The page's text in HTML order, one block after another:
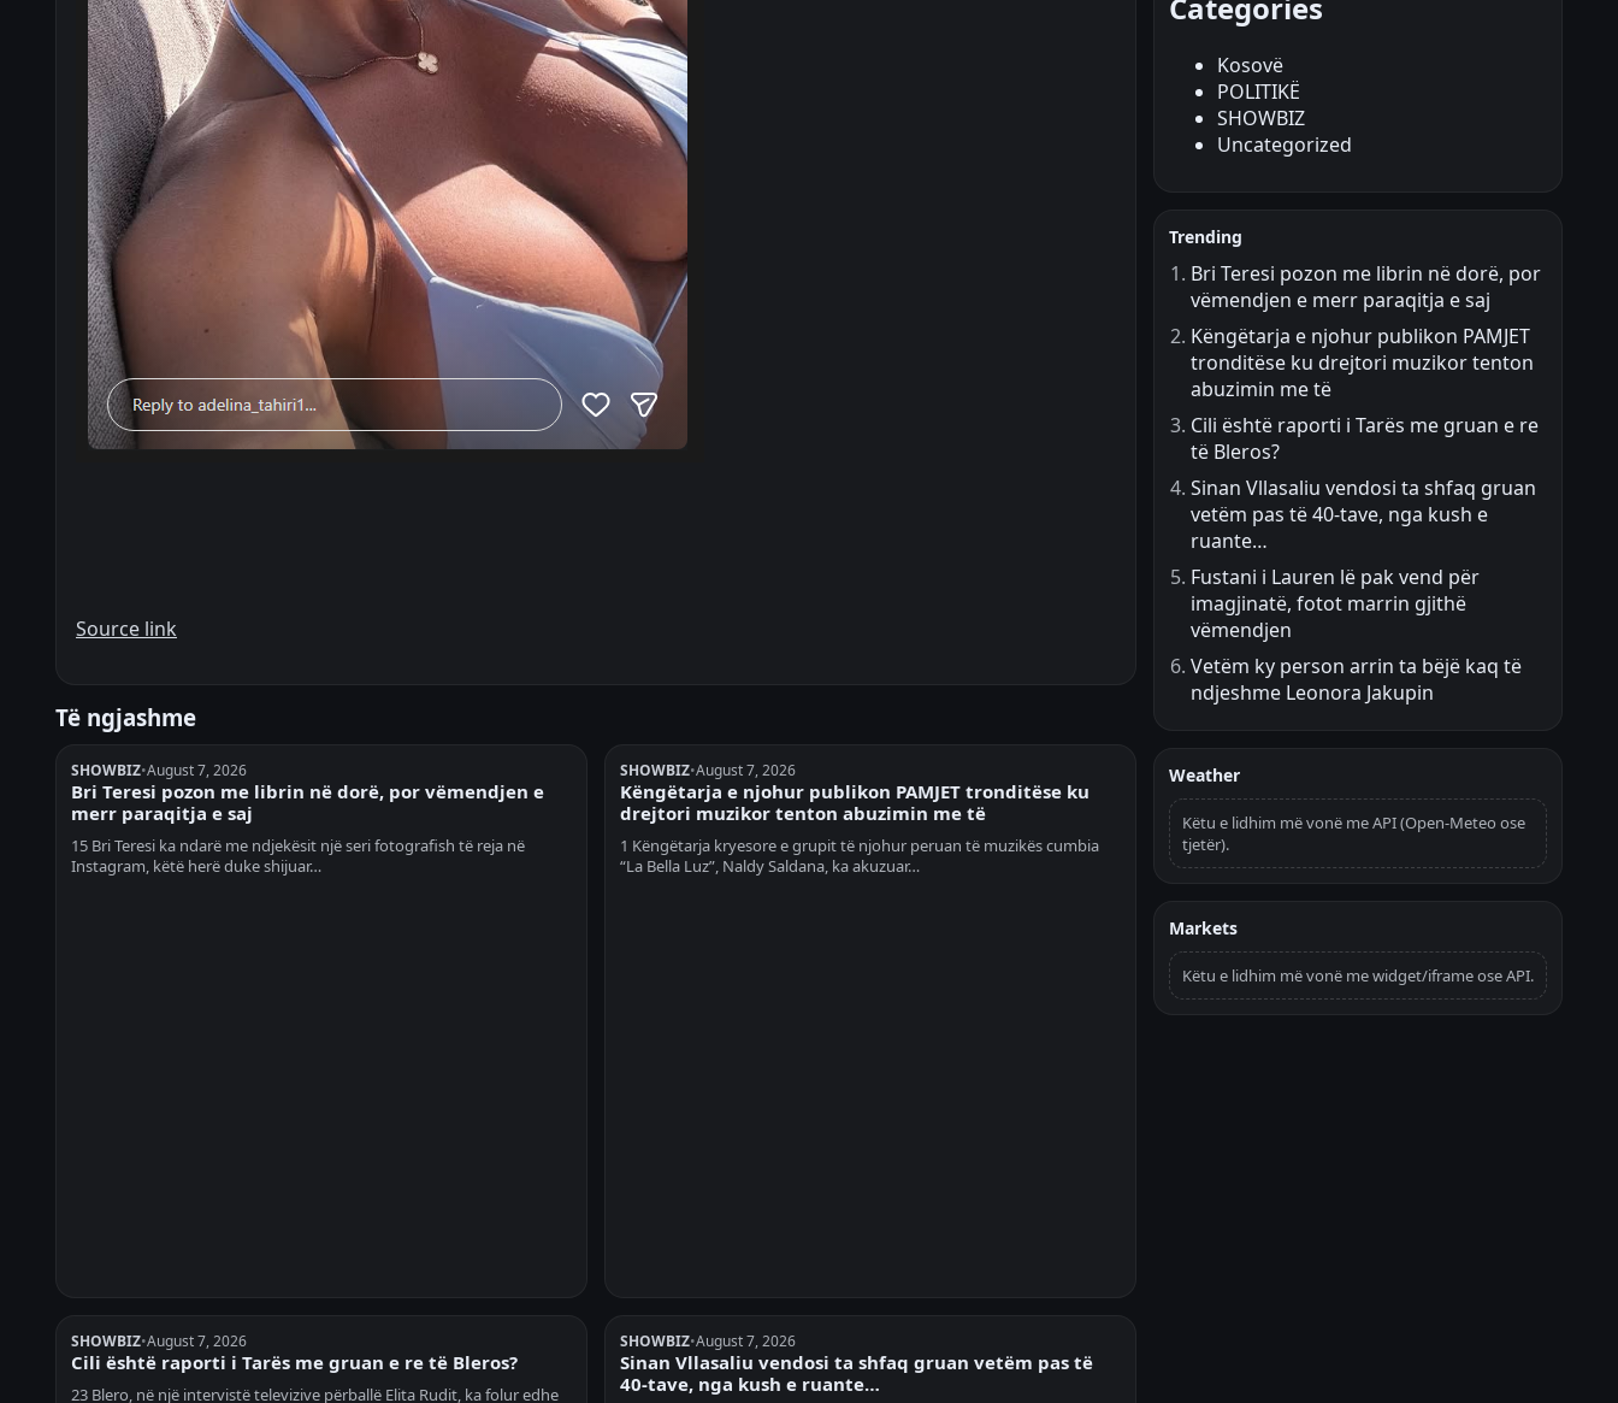
Source link
Të ngjashme
SHOWBIZ•August 7, 2026
Bri Teresi pozon me librin në dorë, por vëmendjen e
merr paraqitja e saj
15 Bri Teresi ka ndarë me ndjekësit një seri fotografish të reja në
Instagram, këtë herë duke shijuar…
SHOWBIZ•August 7, 2026
Këngëtarja e njohur publikon PAMJET tronditëse ku
drejtori muzikor tenton abuzimin me të
1 Këngëtarja kryesore e grupit të njohur peruan të muzikës cumbia
“La Bella Luz”, Naldy Saldana, ka akuzuar…
SHOWBIZ•August 7, 2026
Cili është raporti i Tarës me gruan e re të Bleros?
23 Blero, në një intervistë televizive përballë Elita Rudit, ka folur edhe
SHOWBIZ•August 7, 2026
Sinan Vllasaliu vendosi ta shfaq gruan vetëm pas të
40-tave, nga kush e ruante…
Categories
Kosovë
POLITIKË
SHOWBIZ
Uncategorized
Trending
Bri Teresi pozon me librin në dorë, por
vëmendjen e merr paraqitja e saj
Këngëtarja e njohur publikon PAMJET
tronditëse ku drejtori muzikor tenton
abuzimin me të
Cili është raporti i Tarës me gruan e re
të Bleros?
Sinan Vllasaliu vendosi ta shfaq gruan
vetëm pas të 40-tave, nga kush e
ruante…
Fustani i Lauren lë pak vend për
imagjinatë, fotot marrin gjithë
vëmendjen
Vetëm ky person arrin ta bëjë kaq të
ndjeshme Leonora Jakupin
Weather
Këtu e lidhim më vonë me API (Open-Meteo ose
tjetër).
Markets
Këtu e lidhim më vonë me widget/iframe ose API.